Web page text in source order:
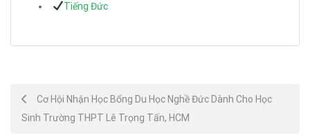
Tiếng Đức
Post
navigation
Cơ Hội Nhận Học Bổng Du Học Nghề Đức Dành Cho Học
Sinh Trường THPT Lê Trọng Tấn, HCM